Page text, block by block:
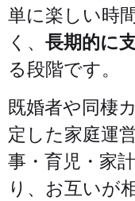
単に楽しい時
く、 長期的に
る段階です。
既婚者や同棲
定した家庭運
事・育児・家
り、お互いが